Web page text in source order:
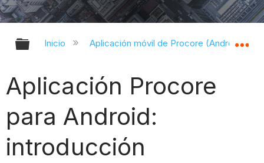
Expandir/contraer jerarquía global
Inicio Aplicación móvil de Procore (Android)
Aplicación Procore
para Android:
introducción